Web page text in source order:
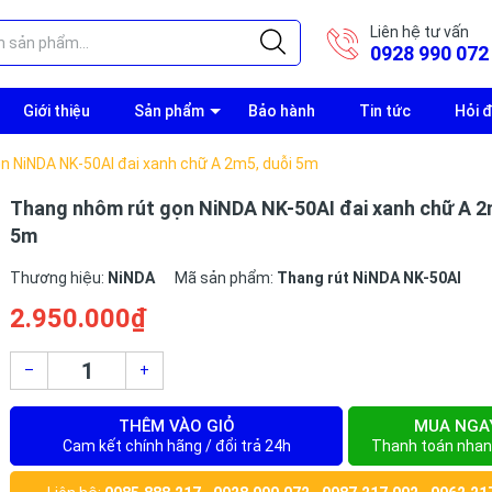
Liên hệ tư vấn
0928 990 072
Giới thiệu Sản phẩm Bảo hành Tin tức Hỏi
NiNDA NK-50AI đai xanh chữ A 2m5, duỗi 5m
Thang nhôm rút gọn NiNDA NK-50AI đai xanh chữ A
5m
Thương hiệu: NiNDA Mã sản phẩm: Thang rút NiNDA NK-50AI
2.950.000₫
– +
THÊM VÀO GIỎ
Cam kết chính hãng / đổi trả 24h
MUA
Thanh toán